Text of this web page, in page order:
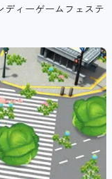
ディーゲームフェステ